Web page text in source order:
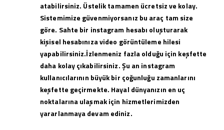
atabilirsiniz. Üstelik tamamen ücretsiz ve kolay.
Sistemimize güvenmiyorsanız bu araç tam size
göre. Sahte bir instagram hesabı oluşturarak
kişisel hesabınıza video görüntüleme hilesi
yapabilirsiniz.İzlenmeniz fazla olduğu için keşfette
daha kolay çıkabilirsiniz. Şu an instagram
kullanıcılarının büyük bir çoğunluğu zamanlarını
keşfette geçirmekte. Hayal dünyanızın en uç
noktalarına ulaşmak için hizmetlerimizden
yararlanmaya devam ediniz.